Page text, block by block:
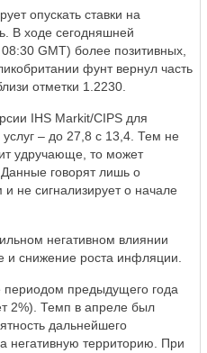
опускать ставки на
В ходе сегодняшней
GMT) более позитивных,
фунт вернул часть
отметки 1.2230.
IHS Markit/CIPS для
– до 27,8 с 13,4. Тем не
удручающе, то может
Данные говорят лишь о
не сигнализирует о начале
негативном влиянии
и снижение роста инфляции.
периодом предыдущего года
2%). Темп в апреле был
дальнейшего
негативную территорию. При